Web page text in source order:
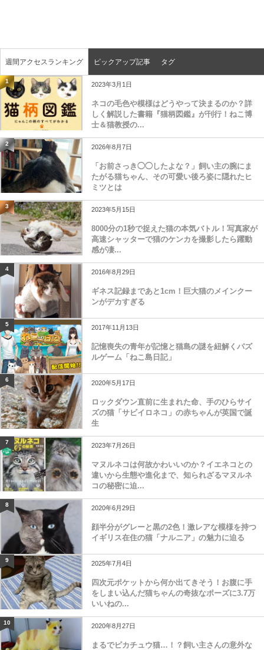
週間アクセスランキング ピックアップ記事 タグ
1 2023年3月1日
ネコの毛色や模様はどうやって決まるのか？詳
しく解説した書籍『猫柄図鑑』が刊行！ねこ博
士＆猫教授の...
2 2026年8月7日
「お前さっき◯◯したよな？」飼い主の腕にま
たがる猫ちゃん、その可愛い後ろ姿に隠れたヒ
ミツとは
3 2023年5月15日
8000分の1秒で捉えた猫の本気バトル！写真家が
高速シャッターで猫のケンカを撮影したら躍動
感が凄...
4 2016年8月29日
ギネス記録まであと1cm！巨大猫のメインクー
ンがデカすぎる
5 2017年11月13日
記憶喪失の青年が記憶と猫島の謎を紐解くパズ
ルゲーム「ねこ島日記」
6 2020年5月17日
ロックダウン直前に生まれた命、手のひらサイ
ズの猫「サビイロネコ」の赤ちゃんが英国で誕
生
7 2023年7月26日
マヌルネコは何故かわいいのか？イエネコとの
違いから生態や進化まで、知られざるマヌルネ
コの秘密に迫...
8 2020年6月29日
顔半分がグレーと黒の2色！激レアな模様を持つ
イギリス在住の猫「ナルニア」の魅力に迫る
9 2025年7月4日
四次元ポケットから何か出てきそう！お腹に手
をしまい込んだ猫ちゃんの奇抜なポーズに3.7万
いいねの...
10 2020年8月27日
まるでピカチュウ猫…！？飼い主さんの意外な